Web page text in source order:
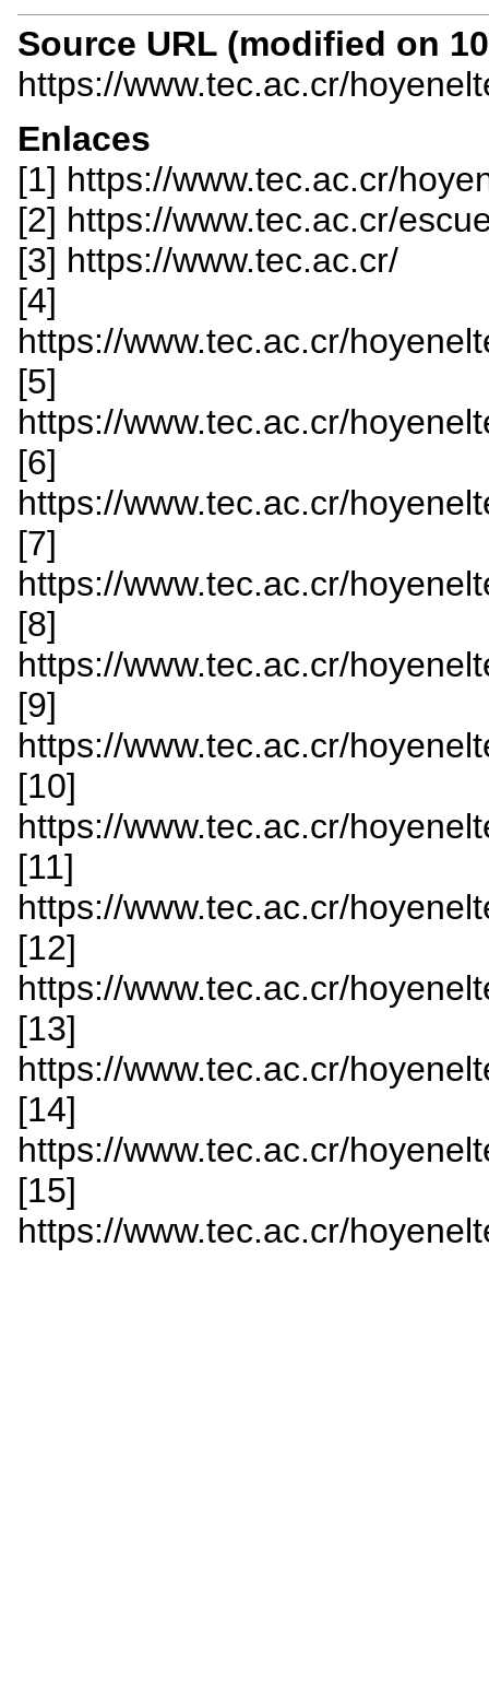
Source URL (modified on
https://www.tec.ac.cr/
Enlaces
[1] https://www.tec.ac.cr/
[2] https://www.tec.ac.cr/
[3] https://www.tec.ac.cr/
[4]
https://www.tec.ac.cr/
[5]
https://www.tec.ac.cr/
[6]
https://www.tec.ac.cr/
[7]
https://www.tec.ac.cr/
[8]
https://www.tec.ac.cr/
[9]
https://www.tec.ac.cr/
[10]
https://www.tec.ac.cr/
[11]
https://www.tec.ac.cr/
[12]
https://www.tec.ac.cr/
[13]
https://www.tec.ac.cr/
[14]
https://www.tec.ac.cr/
[15]
https://www.tec.ac.cr/